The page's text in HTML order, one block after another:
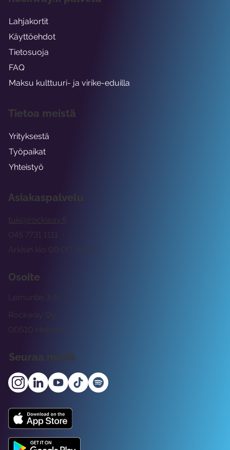
Asiakaspalvelu
tuki@rockway.fi
Arkisin klo 09:00 -15:00
045 7731 1111
Osoite
Rockway Oy
Lemuntie 3-5
00510 Helsinki
Seuraa meitä
Lahjakortit
Käyttöehdot
Tietosuoja
FAQ
Maksu kulttuuri- ja virike-eduilla
Tietoa meistä
Yrityksestä
Työpaikat
Yhteistyö